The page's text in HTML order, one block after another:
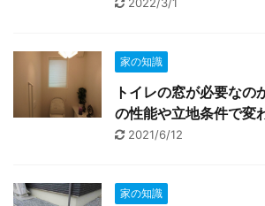
家の知識
トイレの窓が必要なの
の性能や立地条件で変
2021/6/12
家の知識